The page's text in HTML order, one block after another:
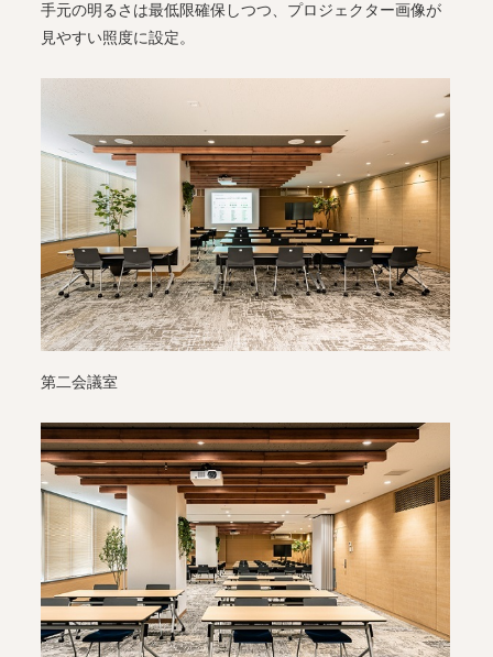
手元の明るさは最低限確保しつつ、プロジェクター画像が
見やすい照度に設定。
第二会議室